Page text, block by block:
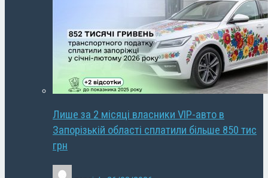
Лише за 2 місяці власники VIP-авто в
Запорізькій області сплатили більше 850 тис
грн